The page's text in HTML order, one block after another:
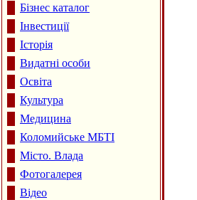
Бізнес каталог
Інвестиції
Історія
Видатні особи
Освіта
Культура
Медицина
Коломийське МБТІ
Місто. Влада
Фотогалерея
Відео